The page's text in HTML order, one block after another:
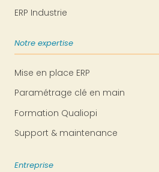
ERP Industrie
Notre expertise
Mise en place ERP
Paramétrage clé en main
Formation Qualiopi
Support & maintenance
Entreprise